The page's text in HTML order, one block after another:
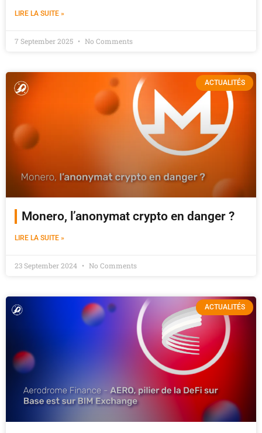
LIRE LA SUITE »
7 September 2025 No Comments
ACTUALITÉS
Monero, l’anonymat crypto en danger ?
LIRE LA SUITE »
23 September 2024 No Comments
ACTUALITÉS